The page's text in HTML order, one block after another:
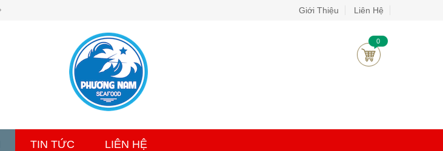
Giới Thiệu Liên Hệ
0
TIN TỨC LIÊN HỆ